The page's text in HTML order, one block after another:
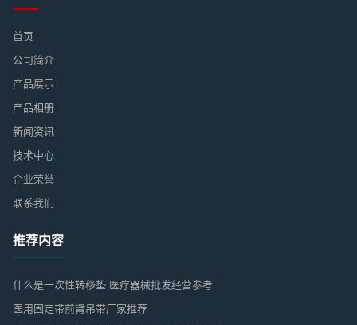
首页
公司简介
产品展示
产品相册
新闻资讯
技术中心
企业荣誉
联系我们
推荐内容
什么是一次性转移垫 医疗器械批发经营参考
医用固定带前臂吊带厂家推荐